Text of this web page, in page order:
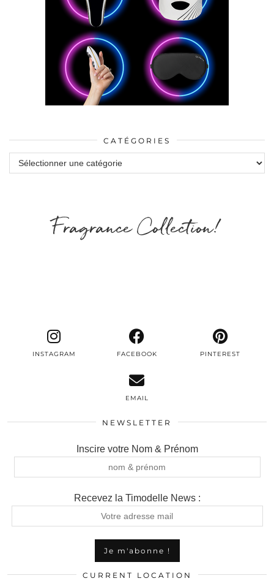
CATÉGORIES
Catégories
Fragrance Collection!
INSTAGRAM FACEBOOK PINTEREST
EMAIL
NEWSLETTER
Inscire votre Nom & Prénom
Recevez la Timodelle News :
CURRENT LOCATION